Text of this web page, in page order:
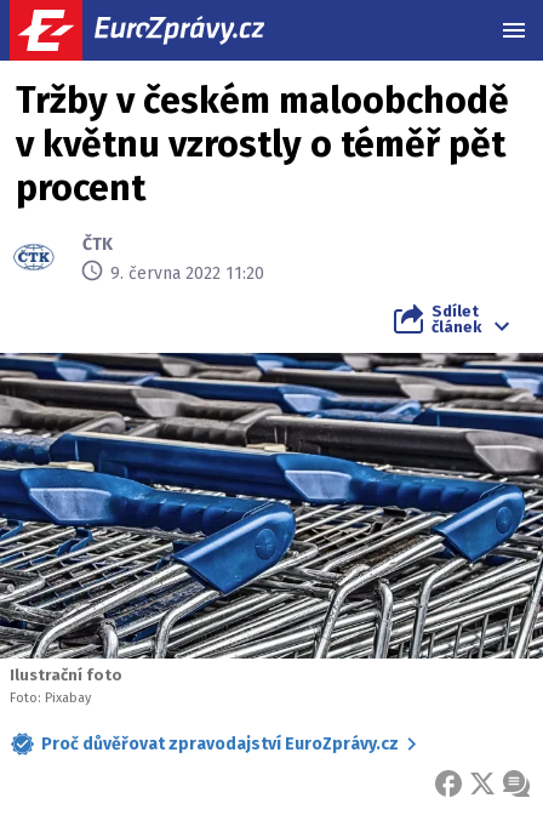
Tržby v českém maloobchodě
v květnu vzrostly o téměř pět
procent
ČTK
9. června 2022 11:20
Sdílet
článek
Ilustrační foto
Foto: Pixabay
Proč důvěřovat zpravodajství EuroZprávy.cz
FACEBOOK
X